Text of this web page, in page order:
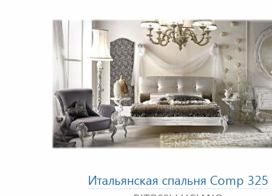
Итальянская спальня Comp 325